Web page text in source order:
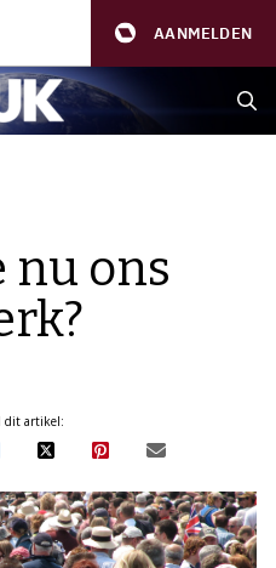
AANMELDEN
nu ons
dit artikel: